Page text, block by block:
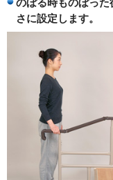
さに設定します。